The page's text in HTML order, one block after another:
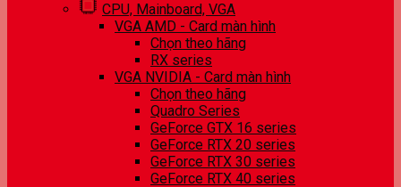
CPU, Mainboard, VGA
VGA AMD - Card màn hình
Chọn theo hãng
RX series
VGA NVIDIA - Card màn hình
Chọn theo hãng
Quadro Series
GeForce GTX 16 series
GeForce RTX 20 series
GeForce RTX 30 series
GeForce RTX 40 series